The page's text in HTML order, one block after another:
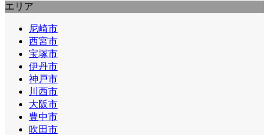
エリア
尼崎市
西宮市
宝塚市
伊丹市
神戸市
川西市
大阪市
豊中市
吹田市